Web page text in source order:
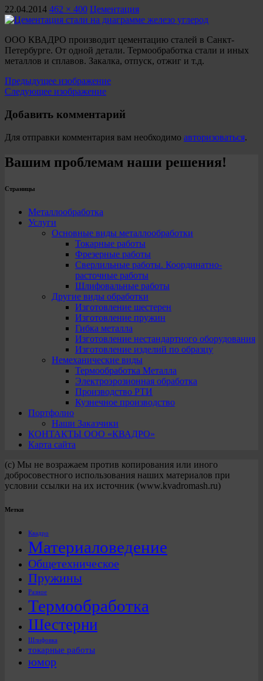
22.04.2014 462 × 400 Цементация
ООО КВАДРО производит цементацию сталей в Санкт-
Петербурге. От одной детали. Термообработка стали и иных
металлов и сплавов. Закалка, отпуск, отжиг и т.д.
Предыдущее изображение
Следующее изображение
Добавить комментарий
Для отправки комментария вам необходимо авторизоваться.
Вашим проблемам наши решения!
Страницы
Металлообработка
Услуги
Основные виды металлообработки
Токарные работы
Фрезерные работы
Сверлильные работы. Координатно-
расточные работы
Шлифовальные работы
Другие виды обработки
Изготовление шестерен
Изготовление пружин
Гибка металла
Изготовление нестандартного оборудования
Изготовление изделий по образцу
Немеханические виды
Термообработка Металла
Электроэрозионная обработка
Производство РТИ
Кузнечное производство
Портфолио
Наши Заказчики
КОНТАКТЫ ООО «КВАДРО»
Карта сайта
(с) Мы не возражаем против копирования или иного
добросовестного использования наших материалов при
условии ссылки на их источник (www.kvadromash.ru)
Метки
Квадро
Материаловедение
Общетехническое
Пружины
Разное
Термообработка
Шестерни
Шлифовка
токарные работы
юмор